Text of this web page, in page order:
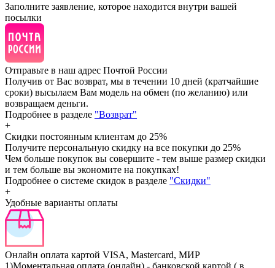
Заполните заявление, которое находится внутри вашей
посылки
Отправьте в наш адрес Почтой России
Получив от Вас возврат, мы в течении 10 дней (кратчайшие
сроки) высылаем Вам модель на обмен (по желанию) или
возвращаем деньги.
Подробнее в разделе "Возврат"
+
Скидки постоянным клиентам до 25%
Получите персональную скидку на все покупки до 25%
Чем больше покупок вы совершите - тем выше размер скидки
и тем больше вы экономите на покупках!
Подробнее о системе скидок в разделе "Скидки"
+
Удобные варианты оплаты
Онлайн оплата картой VISA, Mastercard, МИР
1)Моментальная оплата (онлайн) - банковской картой ( в